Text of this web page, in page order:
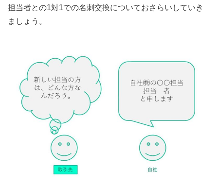
担当者との1対1での名刺交換についておさらいしていき
ましょう。